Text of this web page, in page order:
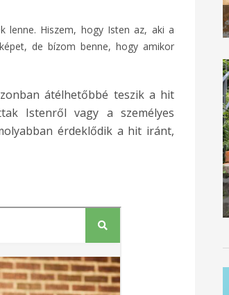
lenne. Hiszem, hogy Isten az, aki a
de bízom benne, hogy amikor
átélhetőbbé teszik a hit
Istenről vagy a személyes
érdeklődik a hit iránt,